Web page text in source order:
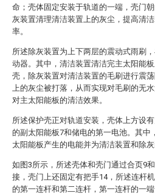
命；壳体固定安装于轨道的一端，壳门
灰装置清理清洁装置上的灰尘，提高清
率。
所述除灰装置为上下两层的震动式雨刷
动器。其中，清洁装置清洁完主太阳能
壳，除灰装置对清洁装置的毛刷进行震
上的灰尘被打落，从而实现对毛刷的无
对主太阳能板的清洁效果。
所述保护壳正对轨道安装，壳体上方设
的副太阳能板7和储电的第一电池。其中
太阳能板产生的电能并为清洁装置和除灰
如图3所示，所述壳体和壳门通过合页9
接，壳门上还固定有把手14，所述连杆
的第一连杆和第二连杆，第一连杆的一端